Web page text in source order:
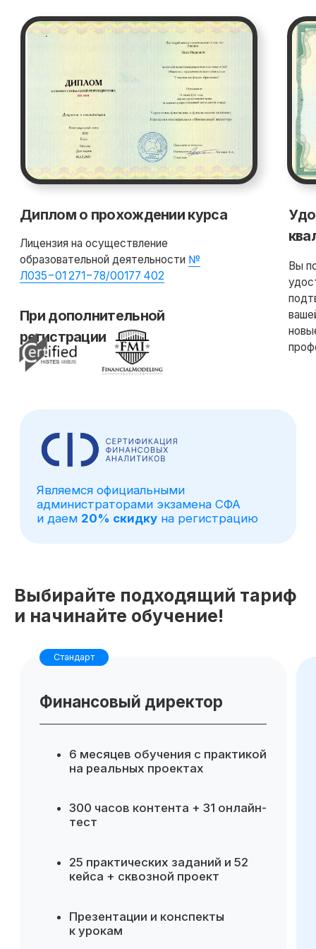
Выбирайте подходящий тариф
и начинайте обучение!
Готовые инструменты для
Повышение эффективности
финансового управления
Возможность делегировать